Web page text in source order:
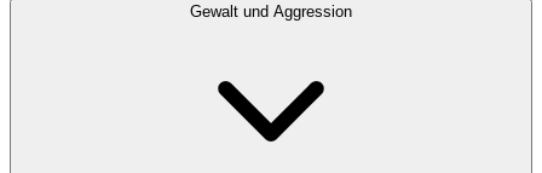
Gewalt und Aggression